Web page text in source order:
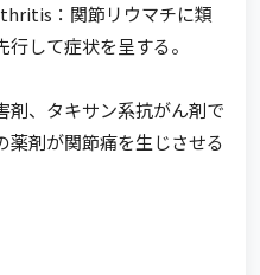
：関節リウマチに類
して症状を呈する。
剤、タキサン系抗がん剤で
薬剤が関節痛を生じさせる